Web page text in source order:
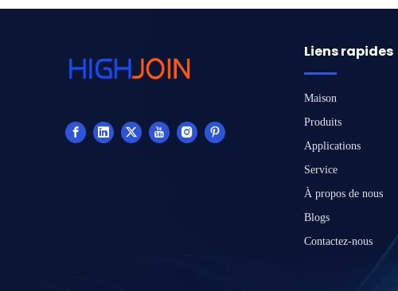
Liens rapides
Maison
Produits
Applications
Service
À propos de nous
Blogs
Contactez-nous